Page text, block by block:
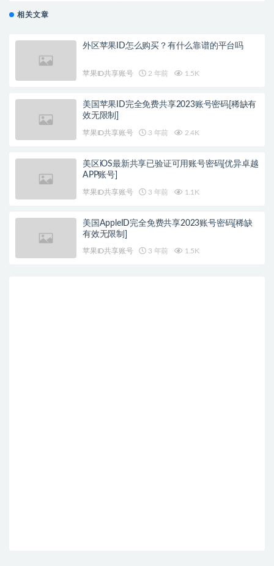
相关文章
外区苹果ID怎么购买？有什么靠谱的平台吗
苹果ID共享账号 2 年前 1.5K
美国苹果ID完全免费共享2023账号密码[稀缺有
效无限制]
苹果ID共享账号 3 年前 2.4K
美区iOS最新共享已验证可用账号密码[优异卓越
APP账号]
苹果ID共享账号 3 年前 1.1K
美国AppleID完全免费共享2023账号密码[稀缺
有效无限制]
苹果ID共享账号 3 年前 1.5K